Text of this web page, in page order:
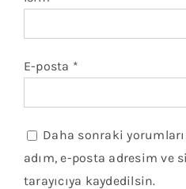
E-posta *
Daha sonraki
adım, e-posta adresim ve
tarayıcıya kaydedilsin.